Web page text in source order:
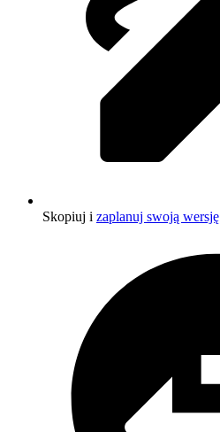
Skopiuj i zaplanuj swoją wersję